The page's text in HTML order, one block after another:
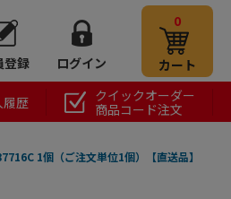
登録 ログイン
0
カート
履歴
クイックオーダー
商品コード注文
1個（ご注文単位1個）【直送品】